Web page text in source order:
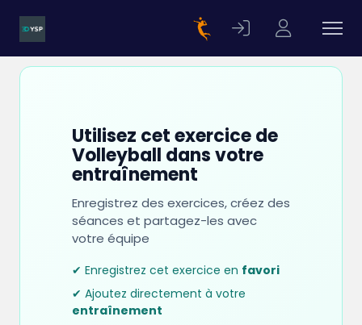
Utilisez cet exercice de
Volleyball dans votre
entraînement
Enregistrez des exercices, créez des
séances et partagez-les avec
votre équipe
✔ Enregistrez cet exercice en favori
✔ Ajoutez directement à votre
entraînement